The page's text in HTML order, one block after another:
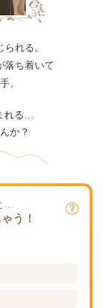
られる。
落ち着いて
。
れる…
か？
…
う！